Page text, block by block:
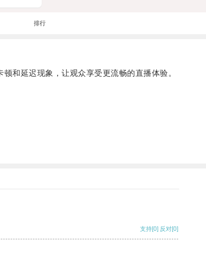
排行
和延迟现象，让观众享受更流畅的直播体验。
支持[0] 反对[0]